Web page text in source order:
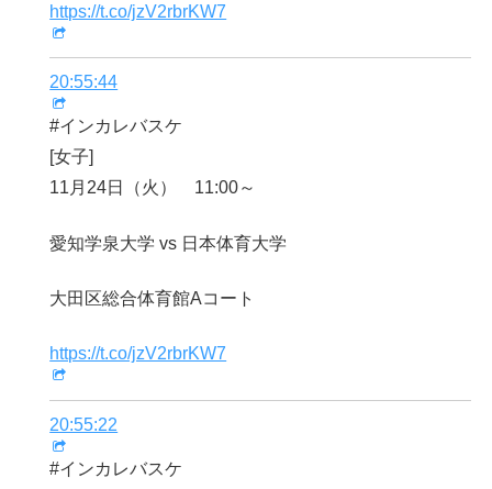
https://t.co/jzV2rbrKW7
20:55:44
#インカレバスケ
[女子]
11月24日（火） 11:00～
愛知学泉大学 vs 日本体育大学
大田区総合体育館Aコート
https://t.co/jzV2rbrKW7
20:55:22
#インカレバスケ